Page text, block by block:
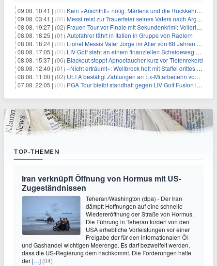
09.08. 10:41 | (00) Kein «Arschtritt» nötig: Märtens und die Rückkehr nach Paris
09.08. 03:41 | (00) Messi reist zur Trauerfeier seines Vaters nach Argentinien
08.08. 19:27 | (02) Frauen-Tour vor Finale mit Sekundenkrimi: Vollering in Gelb
08.08. 18:25 | (01) Autofahrer fährt in Italien in Gruppe von Radlern
08.08. 18:24 | (00) Lionel Messis Vater Jorge im Alter von 68 Jahren gestorben
08.08. 17:05 | (00) LIV Golf steht an einem finanziellen Scheideweg auf der Suche nach neuen Investitionen
08.08. 15:37 | (06) Blackout stoppt Apnoetaucher kurz vor Tiefenrekord
08.08. 12:40 | (01) «Nicht erträumt»: Wellbrock holt mit Staffel drittes EM-Gold
08.08. 11:00 | (02) UEFA bestätigt Zahlungen an Ex-Mitarbeiterin von Infantino
07.08. 22:05 | (00) PGA Tour bleibt standhaft gegen LIV Golf Fusion in einem sich wandelnden Sportumfeld
TOP-THEMEN
Iran verknüpft Öffnung von Hormus mit US-
Zugeständnissen
Teheran/Washington (dpa) - Der Iran
dämpft Hoffnungen auf eine schnelle
Wiedereröffnung der Straße von Hormus.
Die Führung in Teheran fordert von den
USA erhebliche Vorleistungen vor einer
Freigabe der für den internationalen Öl-
und Gashandel wichtigen Meerenge. Es darf bezweifelt werden,
dass die US-Regierung dem nachkommt. Die Forderungen hatte
der[…] (04)